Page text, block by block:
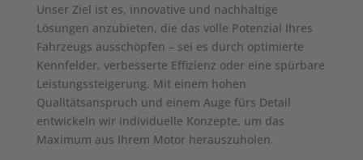
Unser Ziel ist es, innovative und nachhaltige
Lösungen anzubieten, die das volle Potenzial Ihres
Fahrzeugs ausschöpfen – sei es durch optimierte
Kennfelder, verbesserte Effizienz oder eine spürbare
Leistungssteigerung. Mit einem hohen
Qualitätsanspruch und einem Auge fürs Detail
entwickeln wir individuelle Konzepte, um das
Maximum aus Ihrem Motor herauszuholen.